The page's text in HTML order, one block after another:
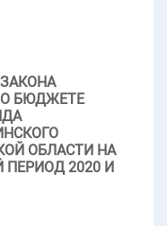
БЮДЖЕТЕ
ОБЛАСТИ НА
ПЕРИОД 2020 И